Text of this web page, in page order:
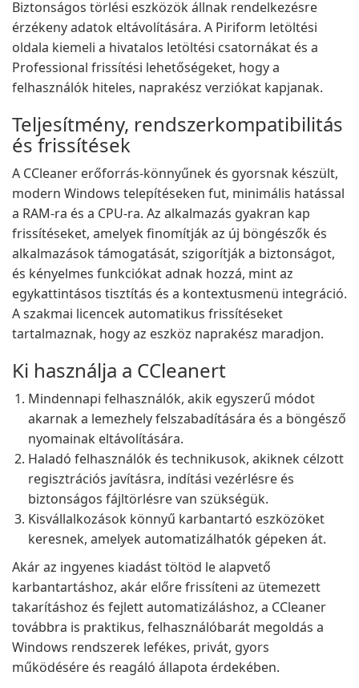
Biztonságos törlési eszközök állnak rendelkezésre
érzékeny adatok eltávolítására. A Piriform letöltési
oldala kiemeli a hivatalos letöltési csatornákat és a
Professional frissítési lehetőségeket, hogy a
felhasználók hiteles, naprakész verziókat kapjanak.
Teljesítmény, rendszerkompatibilitás
és frissítések
A CCleaner erőforrás-könnyűnek és gyorsnak készült,
modern Windows telepítéseken fut, minimális hatással
a RAM-ra és a CPU-ra. Az alkalmazás gyakran kap
frissítéseket, amelyek finomítják az új böngészők és
alkalmazások támogatását, szigorítják a biztonságot,
és kényelmes funkciókat adnak hozzá, mint az
egykattintásos tisztítás és a kontextusmenü integráció.
A szakmai licencek automatikus frissítéseket
tartalmaznak, hogy az eszköz naprakész maradjon.
Ki használja a CCleanert
Mindennapi felhasználók, akik egyszerű módot
akarnak a lemezhely felszabadítására és a böngésző
nyomainak eltávolítására.
Haladó felhasználók és technikusok, akiknek célzott
regisztrációs javításra, indítási vezérlésre és
biztonságos fájltörlésre van szükségük.
Kisvállalkozások könnyű karbantartó eszközöket
keresnek, amelyek automatizálhatók gépeken át.
Akár az ingyenes kiadást töltöd le alapvető
karbantartáshoz, akár előre frissíteni az ütemezett
takarításhoz és fejlett automatizáláshoz, a CCleaner
továbbra is praktikus, felhasználóbarát megoldás a
Windows rendszerek lefékes, privát, gyors
működésére és reagáló állapota érdekében.